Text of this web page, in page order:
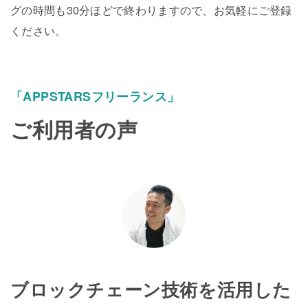
グの時間も30分ほどで終わりますので、お気軽にご登録
ください。
「APPSTARSフリーランス」
ご利用者の声
ブロックチェーン技術を活用した